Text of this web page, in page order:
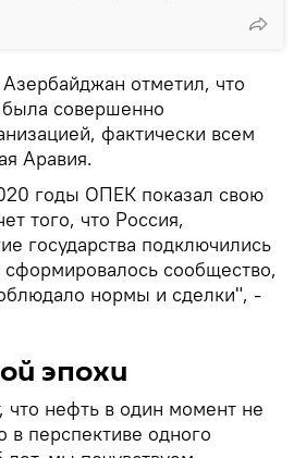
отметил, что
совершенно
фактически всем
Аравия.
годы ОПЕК показал свою
того, что Россия,
государства подключились
сообщество,
нормы и сделки", -
эпохи
что нефть в один момент не
в перспективе одного